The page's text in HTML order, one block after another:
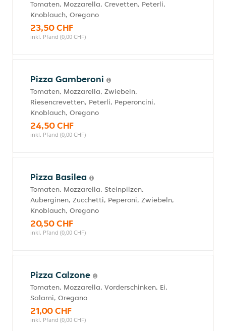
Tomaten, Mozzarella, Crevetten, Peterli,
Knoblauch, Oregano
23,50 CHF
inkl. Pfand (0,00 CHF)
Pizza Gamberoni
Tomaten, Mozzarella, Zwiebeln,
Riesencrevetten, Peterli, Peperoncini,
Knoblauch, Oregano
24,50 CHF
inkl. Pfand (0,00 CHF)
Pizza Basilea
Tomaten, Mozzarella, Steinpilzen,
Auberginen, Zucchetti, Peperoni, Zwiebeln,
Knoblauch, Oregano
20,50 CHF
inkl. Pfand (0,00 CHF)
Pizza Calzone
Tomaten, Mozzarella, Vorderschinken, Ei,
Salami, Oregano
21,00 CHF
inkl. Pfand (0,00 CHF)